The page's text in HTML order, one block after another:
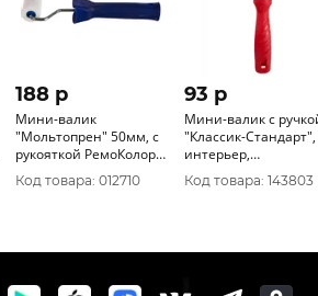
188 p
Мини-валик
"Мольтопрен" 50мм, с
рукояткой РемоКолор
06-2-210
Код товара: 012710
93 p
Мини-валик с
"Классик-Стандарт",
интерьер,
12/100/15мм, D6мм,
желт.нить 0214152
Код товара: 143803